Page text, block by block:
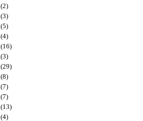
(2)
(3)
(5)
(4)
(16)
(3)
(29)
(8)
(7)
(7)
(13)
(4)